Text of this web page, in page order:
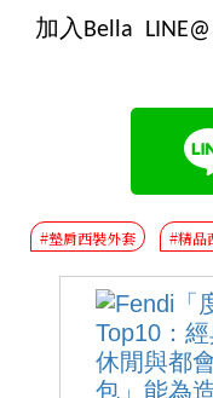
加入Bella
#墊肩西裝外套 #精品